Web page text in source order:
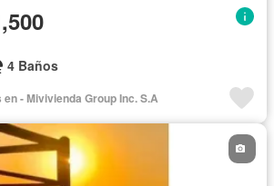
4 Baños
- Mivivienda Group Inc. S.A